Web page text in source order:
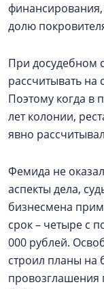
долю
При досудебном
рассчитывать на
Поэтому когда в
лет колонии,
явно
Фемида не
аспекты дела,
бизнесмена
срок – четыре с
000 рублей.
строил планы на
провозглашения